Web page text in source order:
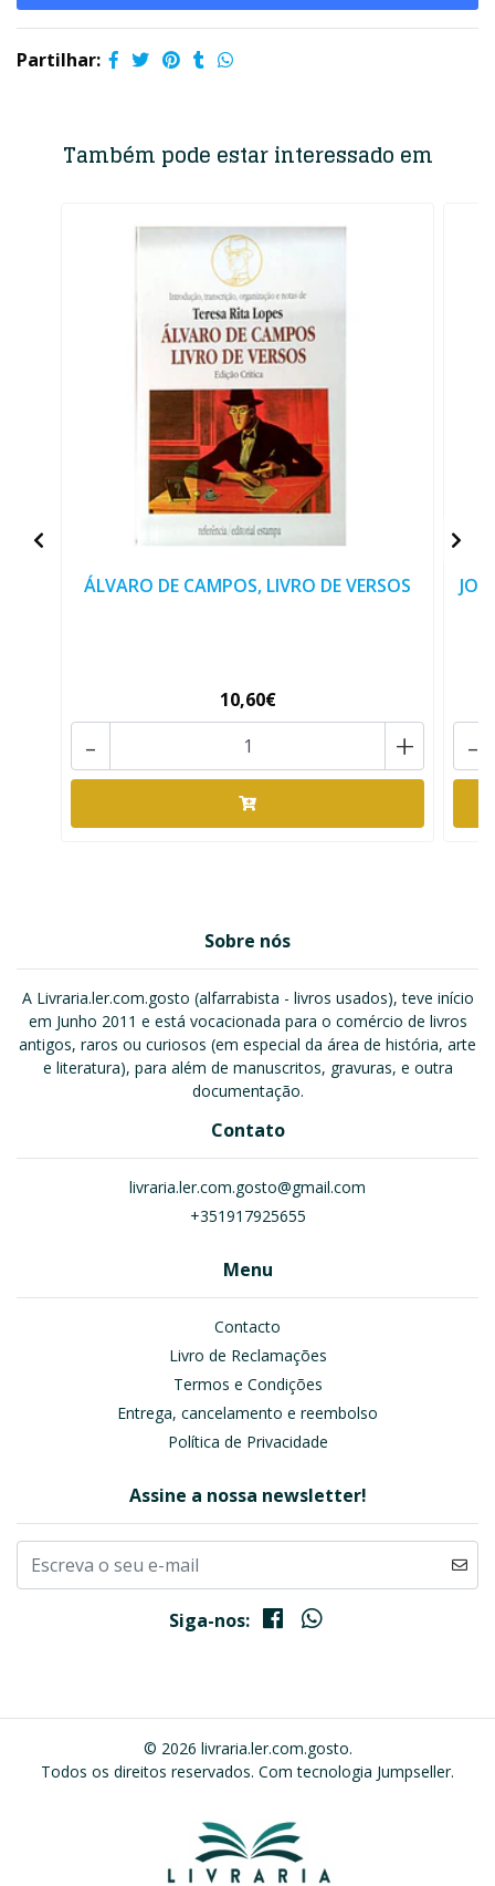
Partilhar:
Também pode estar interessado em
ÁLVARO DE CAMPOS, LIVRO DE VERSOS
10,60€
+
- -
Sobre nós
A Livraria.ler.com.gosto (alfarrabista - livros usados), teve início
em Junho 2011 e está vocacionada para o comércio de livros
antigos, raros ou curiosos (em especial da área de história, arte
e literatura), para além de manuscritos, gravuras, e outra
documentação.
Contato
livraria.ler.com.gosto@gmail.com
+351917925655
Menu
Contacto
Livro de Reclamações
Termos e Condições
Entrega, cancelamento e reembolso
Política de Privacidade
Assine a nossa newsletter!
Siga-nos:
© 2026 livraria.ler.com.gosto.
Todos os direitos reservados. Com tecnologia Jumpseller.